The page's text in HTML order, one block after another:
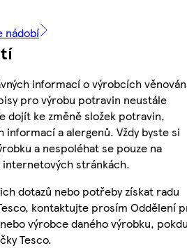
nádobí
informací o výrobcích
pro výrobu potravin neustále
dojít ke změně složek potravin,
a alergenů. Vždy byste si
a nespoléhat se pouze na
stránkách.
dotazů nebo potřeby získat radu
kontaktujte prosím Oddělení
výrobce daného výrobku,
Tesco.